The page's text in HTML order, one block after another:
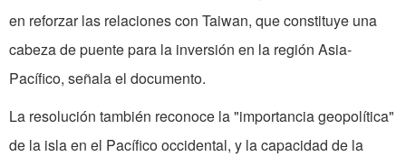
en reforzar las relaciones con Taiwan, que constituye una
cabeza de puente para la inver­sión en la región Asia-
Pacífico, señala el documento.
La resolución también re­conoce la "importancia geopolítica"
de la isla en el Pacífico occidental, y la capacidad de la